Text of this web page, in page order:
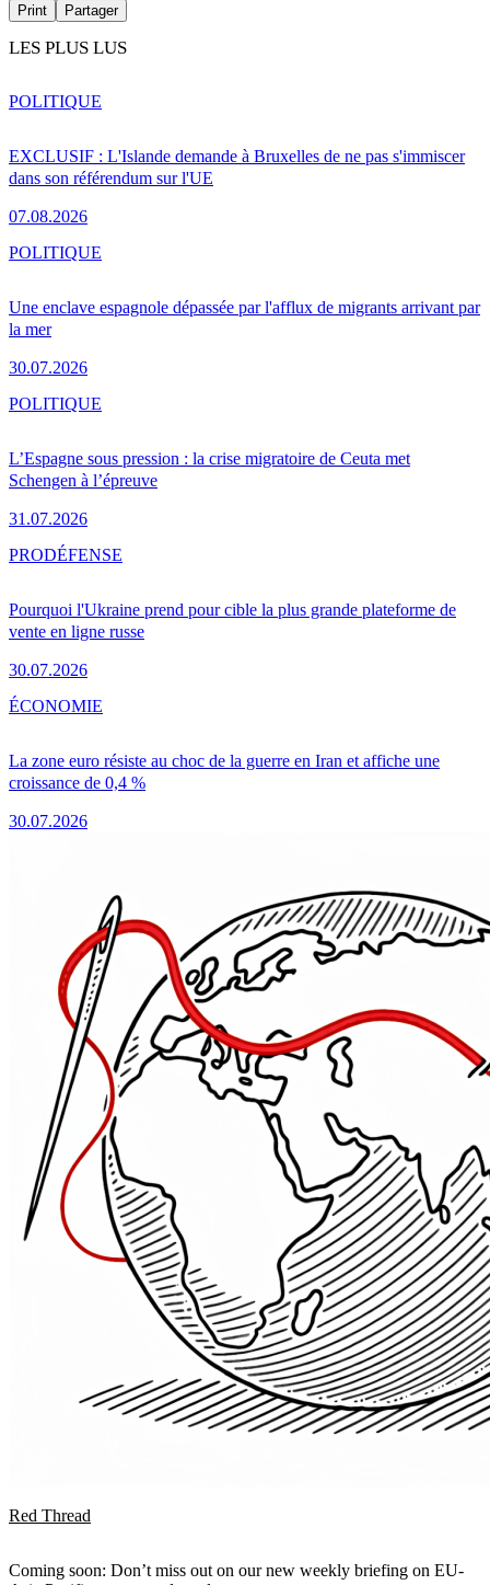
Print Partager
LES PLUS LUS
EXCLUSIF : L'Islande demande à Bruxelles de ne pas s'immiscer
dans son référendum sur l'UE
07.08.2026
POLITIQUE
Une enclave espagnole dépassée par l'afflux de migrants arrivant par
la mer
30.07.2026
POLITIQUE
L’Espagne sous pression : la crise migratoire de Ceuta met
Schengen à l’épreuve
31.07.2026
POLITIQUE
Pourquoi l'Ukraine prend pour cible la plus grande plateforme de
vente en ligne russe
30.07.2026
PRODÉFENSE
La zone euro résiste au choc de la guerre en Iran et affiche une
croissance de 0,4 %
30.07.2026
ÉCONOMIE
Red Thread
Coming soon: Don’t miss out on our new weekly briefing on EU-